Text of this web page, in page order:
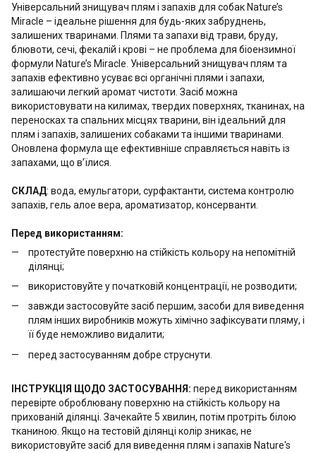
Універсальний знищувач плям і запахів для собак Nature’s
Miracle – ідеальне рішення для будь-яких забруднень,
залишених тваринами. Плями та запахи від трави, бруду,
блювоти, сечі, фекалій і крові – не проблема для біоензимної
формули Nature’s Miracle. Універсальний знищувач плям та
запахів ефективно усуває всі органічні плями і запахи,
залишаючи легкий аромат чистоти. Засіб можна
використовувати на килимах, твердих поверхнях, тканинах, на
переносках та спальних місцях тварини, він ідеальний для
плям і запахів, залишених собаками та іншими тваринами.
Оновлена ​​формула ще ефективніше справляється навіть із
запахами, що в’їлися.
СКЛАД: вода, емульгатори, сурфактанти, система контролю
запахів, гель алое вера, ароматизатор, консерванти.
Перед використанням:
протестуйте поверхню на стійкість кольору на непомітній
ділянці;
використовуйте у початковій концентрації, не розводити;
завжди застосовуйте засіб першим, засоби для виведення
плям інших виробників можуть хімічно зафіксувати пляму, і
її буде неможливо видалити;
перед застосуванням добре струснути.
ІНСТРУКЦІЯ ЩОДО ЗАСТОСУВАННЯ: перед використанням
перевірте оброблювану поверхню на стійкість кольору на
прихованій ділянці. Зачекайте 5 хвилин, потім протріть білою
тканиною. Якщо на тестовій ділянці колір зникає, не
використовуйте засіб для виведення плям і запахів Nature's